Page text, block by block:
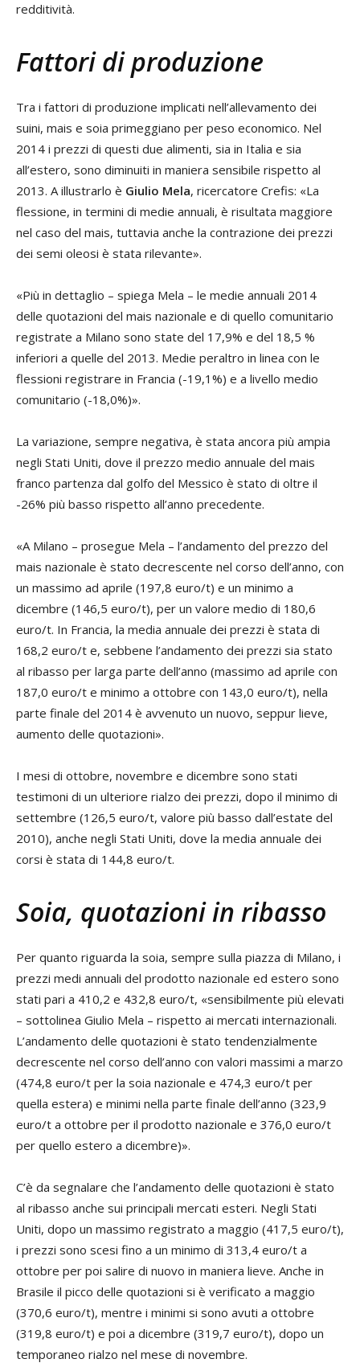
redditività.
Fattori di produzione
Tra i fattori di produzione implicati nell’allevamento dei
suini, mais e soia primeggiano per peso economico. Nel
2014 i prezzi di questi due alimenti, sia in Italia e sia
all’estero, sono diminuiti in maniera sensibile rispetto al
2013. A illustrarlo è Giulio Mela, ricercatore Crefis: «La
flessione, in termini di medie annuali, è risultata maggiore
nel caso del mais, tuttavia anche la contrazione dei prezzi
dei semi oleosi è stata rilevante».
«Più in dettaglio – spiega Mela – le medie annuali 2014
delle quotazioni del mais nazionale e di quello comunitario
registrate a Milano sono state del 17,9% e del 18,5 %
inferiori a quelle del 2013. Medie peraltro in linea con le
flessioni registrare in Francia (-19,1%) e a livello medio
comunitario (-18,0%)».
La variazione, sempre negativa, è stata ancora più ampia
negli Stati Uniti, dove il prezzo medio annuale del mais
franco partenza dal golfo del Messico è stato di oltre il
-26% più basso rispetto all’anno precedente.
«A Milano – prosegue Mela – l’andamento del prezzo del
mais nazionale è stato decrescente nel corso dell’anno, con
un massimo ad aprile (197,8 euro/t) e un minimo a
dicembre (146,5 euro/t), per un valore medio di 180,6
euro/t. In Francia, la media annuale dei prezzi è stata di
168,2 euro/t e, sebbene l’andamento dei prezzi sia stato
al ribasso per larga parte dell’anno (massimo ad aprile con
187,0 euro/t e minimo a ottobre con 143,0 euro/t), nella
parte finale del 2014 è avvenuto un nuovo, seppur lieve,
aumento delle quotazioni».
I mesi di ottobre, novembre e dicembre sono stati
testimoni di un ulteriore rialzo dei prezzi, dopo il minimo di
settembre (126,5 euro/t, valore più basso dall’estate del
2010), anche negli Stati Uniti, dove la media annuale dei
corsi è stata di 144,8 euro/t.
Soia, quotazioni in ribasso
Per quanto riguarda la soia, sempre sulla piazza di Milano, i
prezzi medi annuali del prodotto nazionale ed estero sono
stati pari a 410,2 e 432,8 euro/t, «sensibilmente più elevati
– sottolinea Giulio Mela – rispetto ai mercati internazionali.
L’andamento delle quotazioni è stato tendenzialmente
decrescente nel corso dell’anno con valori massimi a marzo
(474,8 euro/t per la soia nazionale e 474,3 euro/t per
quella estera) e minimi nella parte finale dell’anno (323,9
euro/t a ottobre per il prodotto nazionale e 376,0 euro/t
per quello estero a dicembre)».
C’è da segnalare che l’andamento delle quotazioni è stato
al ribasso anche sui principali mercati esteri. Negli Stati
Uniti, dopo un massimo registrato a maggio (417,5 euro/t),
i prezzi sono scesi fino a un minimo di 313,4 euro/t a
ottobre per poi salire di nuovo in maniera lieve. Anche in
Brasile il picco delle quotazioni si è verificato a maggio
(370,6 euro/t), mentre i minimi si sono avuti a ottobre
(319,8 euro/t) e poi a dicembre (319,7 euro/t), dopo un
temporaneo rialzo nel mese di novembre.